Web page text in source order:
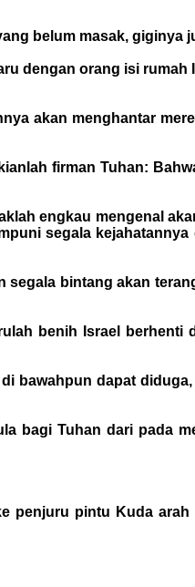
belum masak, giginya
dengan orang isi rumah
akan menghantar
firman Tuhan:
engkau mengenal
segala
bintang akan
benih Israel berhenti
bawahpun dapat
bagi Tuhan dari pada
penjuru pintu Kuda